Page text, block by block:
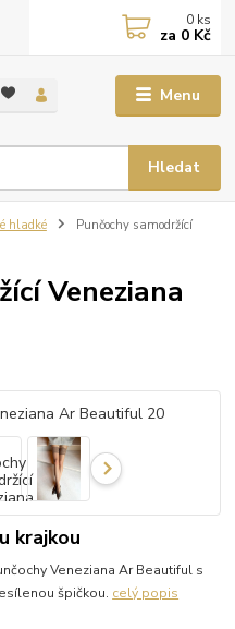
Menu
Hledat
0 ks
za 0 Kč
hladké
Punčochy samodržící
Veneziana
krajkou
Veneziana Ar Beautiful s
špičkou. celý popis